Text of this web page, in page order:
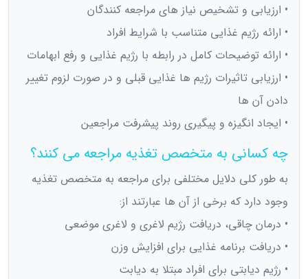
• ارزیابی و تشخیص نیاز های مراجعه کنندگان
• ارائه رژیم غذایی متناسب با شرایط افراد
• ارائه توضیحات کامل در رابطه با رژیم غذایی و رفع ابهامات
• ارزیابی تاثیرات رژیم ها غذایی قبلی و در صورت لزوم تغییر
دادن آن ها
• ایجاد انگیزه و پیگیری روند پیشرفت مراجعین
چه کسانی به متخصص تغذیه مراجعه می کنند؟
به طور کلی دلایل مختلفی برای مراجعه به متخصص تغذیه
وجود دارد که برخی از آن ها عبارتند از:
• درمان چاقی، دریافت رژیم لاغری و لاغری موضعی
• دریافت برنامه غذایی برای افزایش وزن
• رژیم دیابتی برای افراد مبتلا به دیابت